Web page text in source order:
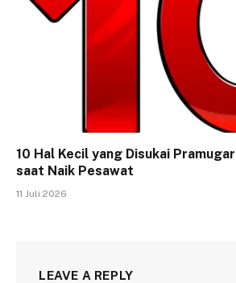
10 Hal Kecil yang Disukai
saat Naik Pesawat
11 Juli 2026
LEAVE A REPLY